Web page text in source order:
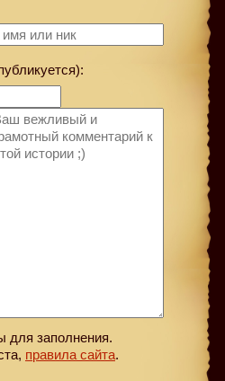
для заполнения.
правила сайта.